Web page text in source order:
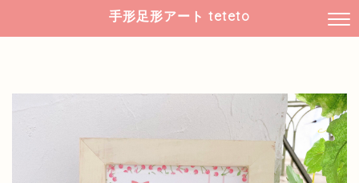
手形足形アート teteto